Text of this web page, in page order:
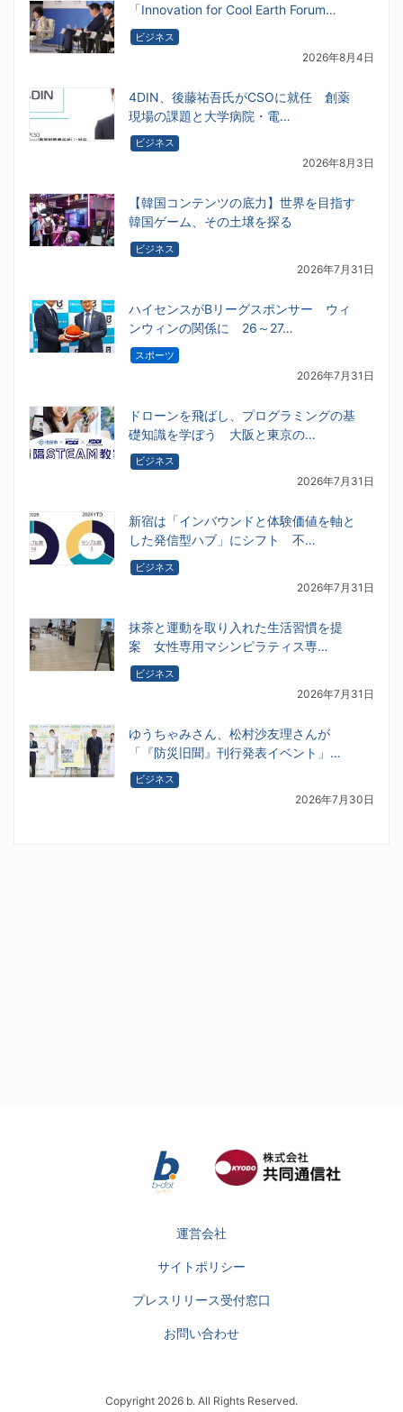
「Innovation for Cool Earth Forum…
ビジネス
2026年8月4日
4DIN、後藤祐吾氏がCSOに就任 創薬
現場の課題と大学病院・電…
ビジネス
2026年8月3日
【韓国コンテンツの底力】世界を目指す
韓国ゲーム、その土壌を探る
ビジネス
2026年7月31日
ハイセンスがBリーグスポンサー ウィ
ンウィンの関係に 26～27…
スポーツ
2026年7月31日
ドローンを飛ばし、プログラミングの基
礎知識を学ぼう 大阪と東京の…
ビジネス
2026年7月31日
新宿は「インバウンドと体験価値を軸と
した発信型ハブ」にシフト 不…
ビジネス
2026年7月31日
抹茶と運動を取り入れた生活習慣を提
案 女性専用マシンピラティス専…
ビジネス
2026年7月31日
ゆうちゃみさん、松村沙友理さんが
「『防災旧聞』刊行発表イベント」…
ビジネス
2026年7月30日
運営会社
サイトポリシー
プレスリリース受付窓口
お問い合わせ
Copyright 2026 b. All Rights Reserved.